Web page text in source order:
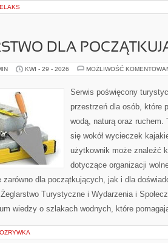
DLA
KWI - 29 - 2026 MOŻLIWOŚĆ
Serwis poświęcony
przestrzeń dla osób, które
wodą, naturą oraz ruchem.
się wokół wycieczek
użytkownik może znaleźć
dotyczące organizacji
zarówno dla początkujących, jak i dla
Turystyczne i Wydarzenia i
wiedzy o szlakach wodnych, które